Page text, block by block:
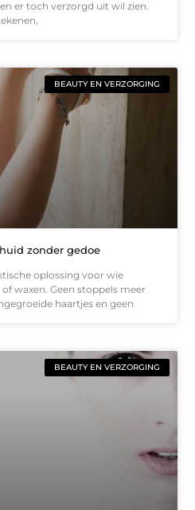
er toch verzorgd uit wil zien.
BEAUTY EN VERZORGING
zonder gedoe
oplossing voor wie
waxen. Geen stoppels meer
haartjes en geen
BEAUTY EN VERZORGING